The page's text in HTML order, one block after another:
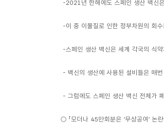
-2021년 한해에도 스페인 생산 백신
-이 중 이물질로 인한 정부차원의 회
-스페인 생산 백신은 세계 각국의 식
- 백신의 생산에 사용된 설비들은 매
- 그럼에도 스페인 생산 백신 전체가
○ 「모더나 45만회분은 ‘무상공여’ 논